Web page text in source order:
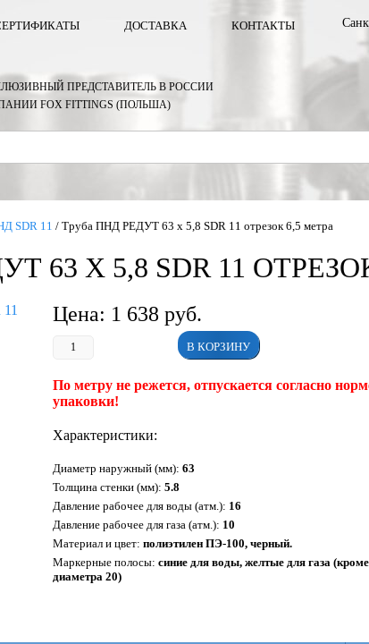
ДОСТАВКА КОНТАКТЫ
ПРЕДСТАВИТЕЛЬ В РОССИИ
FOX FITTINGS (ПОЛЬША)
SDR 11 / Труба ПНД РЕДУТ 63 х 5,8 SDR 11 отрезок 6,5 метра
63 Х 5,8 SDR 11
Цена: 1 638 руб.
В КОРЗИНУ
По метру не режется, отпускается согласно
упаковки!
Характеристики:
Диаметр наружный (мм): 63
Толщина стенки (мм): 5.8
Давление рабочее для воды (атм.): 16
Давление рабочее для газа (атм.): 10
Материал и цвет: полиэтилен ПЭ-100, черный.
Маркерные полосы: синие для воды, желтые для газа (кроме
диаметра 20)